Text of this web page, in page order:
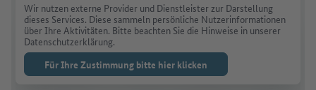
Wir nutzen externe Provider und Dienstleister zur Darstellung
dieses Services. Diese sammeln persönliche Nutzerinformationen
über Ihre Aktivitäten. Bitte beachten Sie die Hinweise in unserer
Datenschutzerklärung.
Für Ihre Zustimmung bitte hier klicken